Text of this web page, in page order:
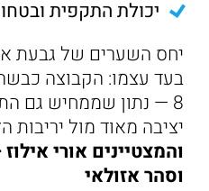
יכולת התקפית
יחס השערים של גבעת
8 — נתון שממחיש גם
יציבה מאוד מול יריבות
והמצטיינים אורי
וסהר אזולאי